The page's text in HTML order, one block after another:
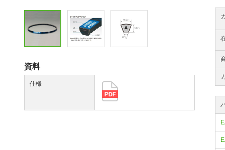
資料
仕様